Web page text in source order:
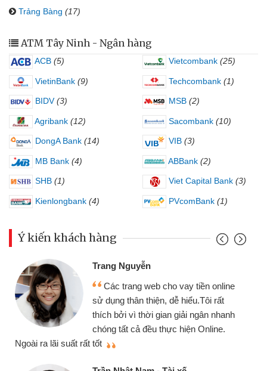
Trảng Bàng (17)
ATM Tây Ninh - Ngân hàng
ACB (5) Vietcombank (25)
VietinBank (9) Techcombank (1)
BIDV (3) MSB (2)
Agribank (12) Sacombank (10)
DongA Bank (14) VIB (3)
MB Bank (4) ABBank (2)
SHB (1) Viet Capital Bank (3)
Kienlongbank (4) PVcomBank (1)
Ý kiến khách hàng
Trang Nguyễn
Các trang web cho vay tiền online
sử dụng thân thiện, dễ hiểu.Tôi rất
thích bởi vì thời gian giải ngân nhanh
chóng tất cả đều thực hiện Online.
Ngoài ra lãi suất rất tốt